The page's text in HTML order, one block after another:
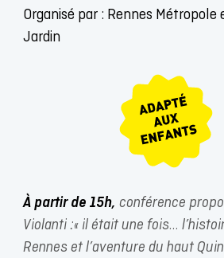
Organisé par : Rennes Métropole
Jardin
À partir de 15h, conférence
Violanti :« il était une fois…
Rennes et l’aventure du haut